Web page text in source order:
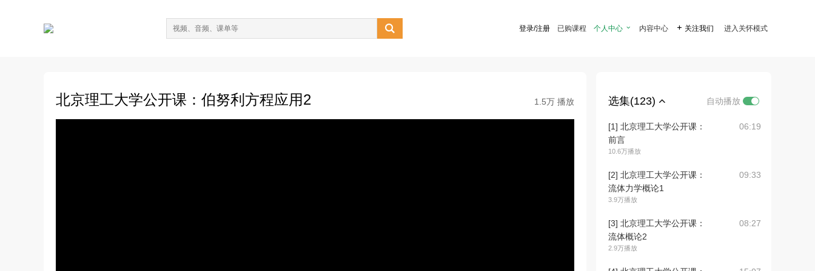
 登录/注册 已购课程 个人中心  内容中心  关注我们 进入关怀模式
北京理工大学公开课：伯努利方程应用2 1.5万 播放 选集(123) 自动播放
[1] 北京理工大学公开课：
前言
10.6万播放
06:19
[2] 北京理工大学公开课：
流体力学概论1
3.9万播放
09:33
[3] 北京理工大学公开课：
流体概论2
2.9万播放
08:27